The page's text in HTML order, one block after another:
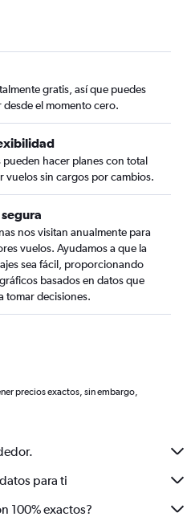
gratis, así que puedes
desde el momento cero.
pueden hacer planes con total
vuelos sin cargos por cambios.
nos visitan anualmente para
vuelos. Ayudamos a que la
sea fácil, proporcionando
basados en datos que
tomar decisiones.
precios exactos, sin embargo,
para ti
100% exactos?